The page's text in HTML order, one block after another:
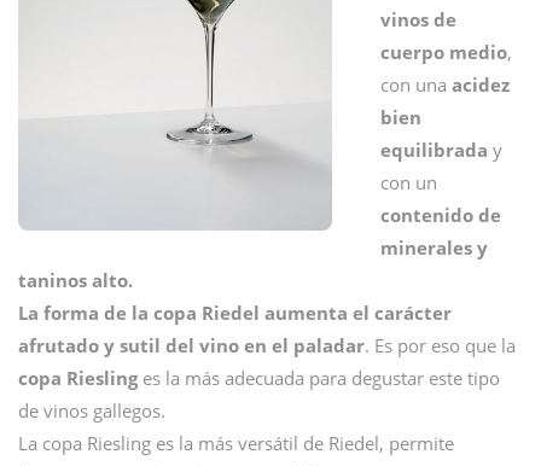
vinos de
cuerpo medio,
con una acidez
bien
equilibrada y
con un
contenido de
minerales y
taninos alto.
La forma de la copa Riedel aumenta el carácter
afrutado y sutil del vino en el paladar. Es por eso que la
copa Rieslinges la más adecuada para degustar este tipo
de vinos gallegos.
La copa Riesling es la más versátil de Riedel, permite